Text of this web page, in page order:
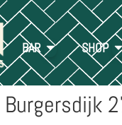
BAR SHOP
Burgersdijk